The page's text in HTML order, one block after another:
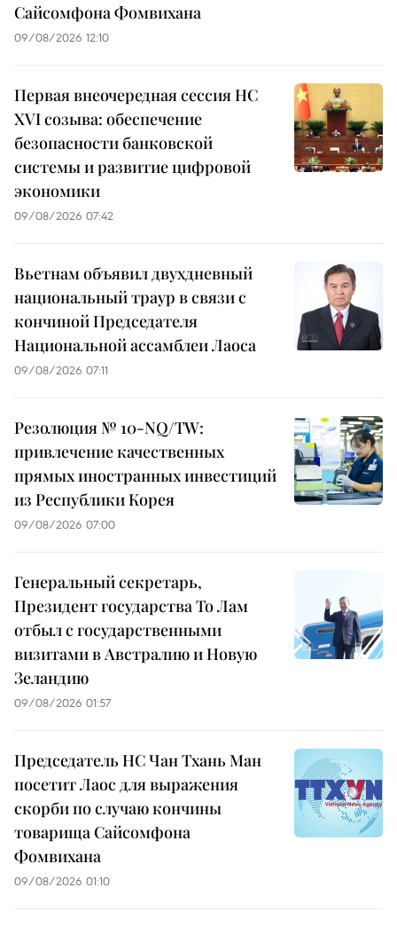
Сайсомфона Фомвихана
09/08/2026 12:10
Первая внеочередная сессия НС
XVI созыва: обеспечение
безопасности банковской
системы и развитие цифровой
экономики
09/08/2026 07:42
Вьетнам объявил двухдневный
национальный траур в связи с
кончиной Председателя
Национальной ассамблеи Лаоса
09/08/2026 07:11
Резолюция № 10-NQ/TW:
привлечение качественных
прямых иностранных инвестиций
из Республики Корея
09/08/2026 07:00
Генеральный секретарь,
Президент государства То Лам
отбыл с государственными
визитами в Австралию и Новую
Зеландию
09/08/2026 01:57
Председатель НС Чан Тхань Ман
посетит Лаос для выражения
скорби по случаю кончины
товарища Сайсомфона
Фомвихана
09/08/2026 01:10